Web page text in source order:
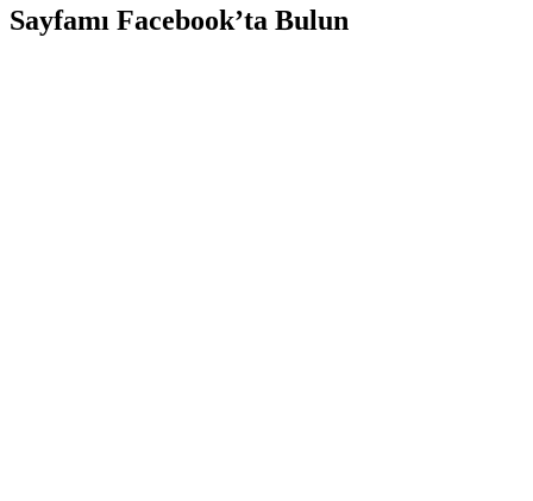
Sayfamı Facebook’ta Bulun